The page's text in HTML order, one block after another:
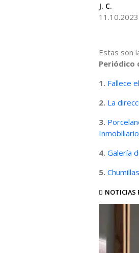
J. C.
Estas son
Periódico
1. Fallece
2. La
3.
4. Galería
5.
NOTICIAS